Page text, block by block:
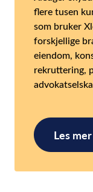
flere tusen
som bruker
forskjellige
eiendom,
rekruttering,
Les mer